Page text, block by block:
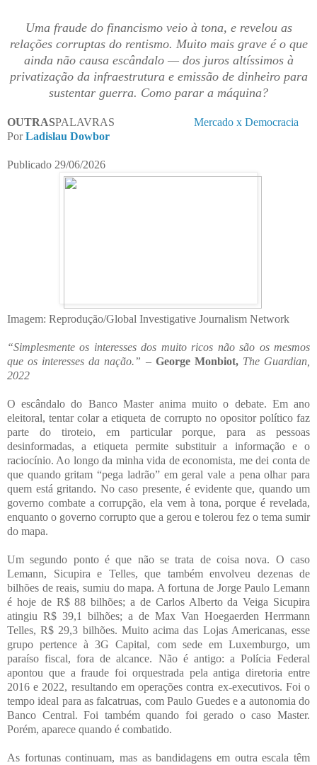
Uma fraude do financismo veio à tona, e revelou as
relações corruptas do rentismo. Muito mais grave é o que
ainda não causa escândalo — dos juros altíssimos à
privatização da infraestrutura e emissão de dinheiro para
sustentar guerra. Como parar a máquina?
OUTRASPALAVRAS Mercado x Democracia
PorLadislau Dowbor
Publicado 29/06/2026
Imagem: Reprodução/Global Investigative Journalism Network
“Simplesmente os interesses dos muito ricos não são os mesmos
que os interesses da nação.” – George Monbiot, The Guardian,
2022
O escândalo do Banco Master anima muito o debate. Em ano
eleitoral, tentar colar a etiqueta de corrupto no opositor político faz
parte do tiroteio, em particular porque, para as pessoas
desinformadas, a etiqueta permite substituir a informação e o
raciocínio. Ao longo da minha vida de economista, me dei conta de
que quando gritam “pega ladrão” em geral vale a pena olhar para
quem está gritando. No caso presente, é evidente que, quando um
governo combate a corrupção, ela vem à tona, porque é revelada,
enquanto o governo corrupto que a gerou e tolerou fez o tema sumir
do mapa.
Um segundo ponto é que não se trata de coisa nova. O caso
Lemann, Sicupira e Telles, que também envolveu dezenas de
bilhões de reais, sumiu do mapa. A fortuna de Jorge Paulo Lemann
é hoje de R$ 88 bilhões; a de Carlos Alberto da Veiga Sicupira
atingiu R$ 39,1 bilhões; a de Max Van Hoegaerden Herrmann
Telles, R$ 29,3 bilhões. Muito acima das Lojas Americanas, esse
grupo pertence à 3G Capital, com sede em Luxemburgo, um
paraíso fiscal, fora de alcance. Não é antigo: a Polícia Federal
apontou que a fraude foi orquestrada pela antiga diretoria entre
2016 e 2022, resultando em operações contra ex-executivos. Foi o
tempo ideal para as falcatruas, com Paulo Guedes e a autonomia do
Banco Central. Foi também quando foi gerado o caso Master.
Porém, aparece quando é combatido.
As fortunas continuam, mas as bandidagens em outra escala têm